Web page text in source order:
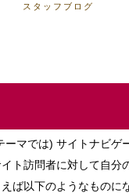
スタッフブログ
マでは) サイトナビゲ
ト訪問者に対して自分
ば以下のようなものに